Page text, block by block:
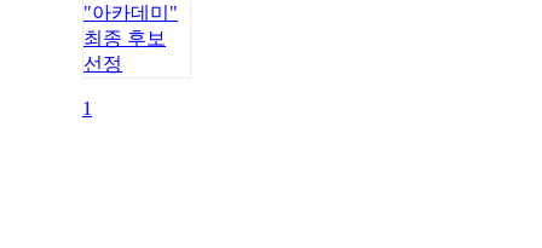
"아카데미"
최종 후보
선정
1